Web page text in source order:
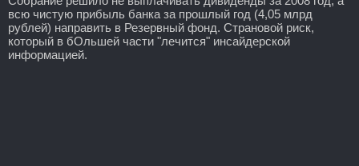
всю чистую прибыль банка за прошлый год (4,05 млрд
рублей) направить в Резервный фонд. Страновой риск,
который в бОльшей части "лечится" инсайдерской
информацией.